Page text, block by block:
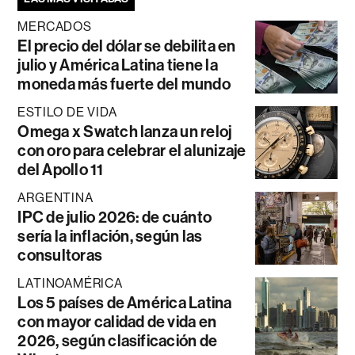
MERCADOS
El precio del dólar se debilita en
julio y América Latina tiene la
moneda más fuerte del mundo
ESTILO DE VIDA
Omega x Swatch lanza un reloj
con oro para celebrar el alunizaje
del Apollo 11
ARGENTINA
IPC de julio 2026: de cuánto
sería la inflación, según las
consultoras
LATINOAMÉRICA
Los 5 países de América Latina
con mayor calidad de vida en
2026, según clasificación de